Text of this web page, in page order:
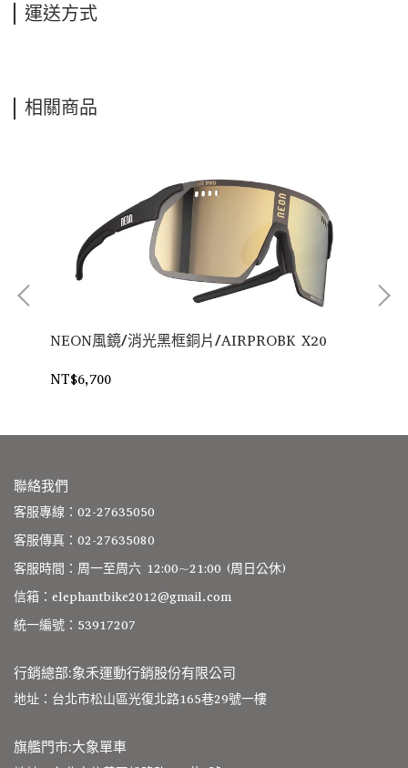
運送方式
相關商品
NEON風鏡/消光黑框銅片/AIRPROBK X20
NT$6,700
聯絡我們
客服專線：02-27635050
客服傳真：02-27635080
客服時間：周一至周六 12:00~21:00 (周日公休)
信箱：elephantbike2012@gmail.com
統一編號：53917207
行銷總部:象禾運動行銷股份有限公司
地址：台北市松山區光復北路165巷29號一樓
旗艦門市:大象單車